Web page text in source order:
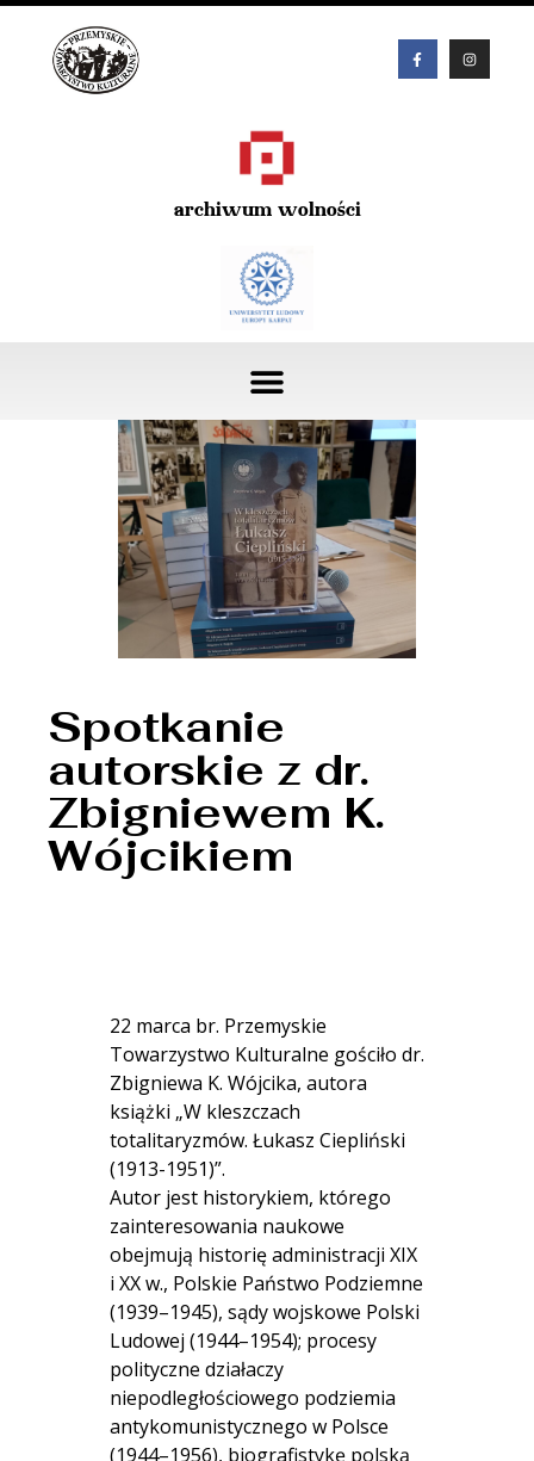
archiwum wolności
Spotkanie
autorskie z dr.
Zbigniewem K.
Wójcikiem
22 marca br. Przemyskie
Towarzystwo Kulturalne gościło dr.
Zbigniewa K. Wójcika, autora
książki „W kleszczach
totalitaryzmów. Łukasz Ciepliński
(1913-1951)”.
Autor jest historykiem, którego
zainteresowania naukowe
obejmują historię administracji XIX
i XX w., Polskie Państwo Podziemne
(1939–1945), sądy wojskowe Polski
Ludowej (1944–1954); procesy
polityczne działaczy
niepodległościowego podziemia
antykomunistycznego w Polsce
(1944–1956), biografistykę polską